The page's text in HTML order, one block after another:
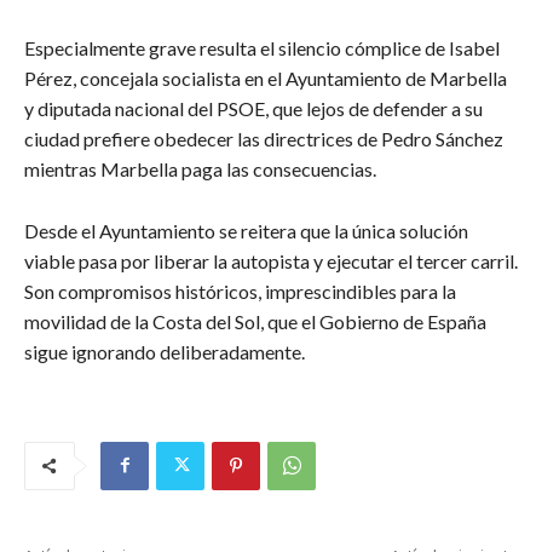
Especialmente grave resulta el silencio cómplice de Isabel
Pérez, concejala socialista en el Ayuntamiento de Marbella
y diputada nacional del PSOE, que lejos de defender a su
ciudad prefiere obedecer las directrices de Pedro Sánchez
mientras Marbella paga las consecuencias.
Desde el Ayuntamiento se reitera que la única solución
viable pasa por liberar la autopista y ejecutar el tercer carril.
Son compromisos históricos, imprescindibles para la
movilidad de la Costa del Sol, que el Gobierno de España
sigue ignorando deliberadamente.